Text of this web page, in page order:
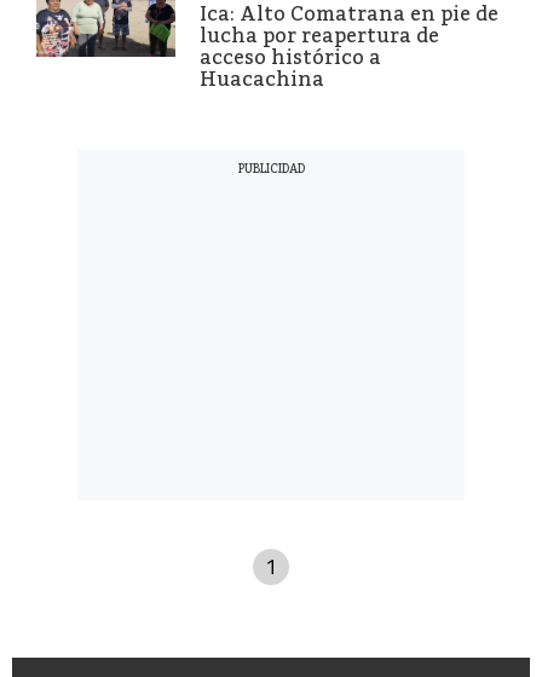
Ica: Alto Comatrana en pie de
lucha por reapertura de
acceso histórico a
Huacachina
1